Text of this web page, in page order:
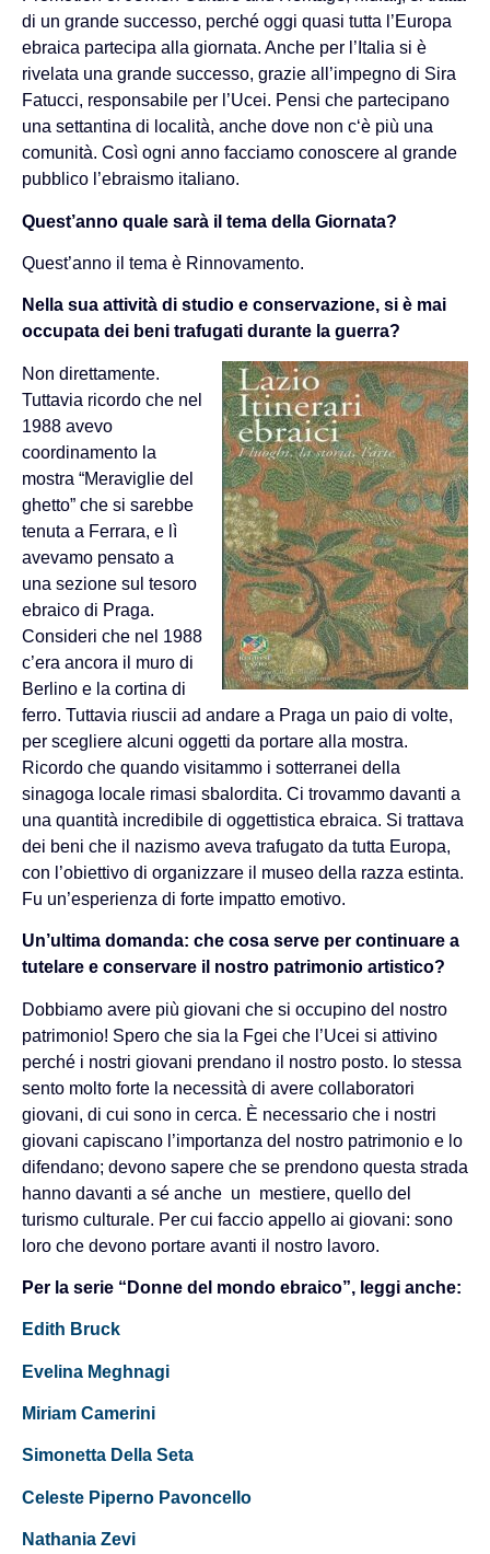
di un grande successo, perché oggi quasi tutta l’Europa
ebraica partecipa alla giornata. Anche per l’Italia si è
rivelata una grande successo, grazie all’impegno di Sira
Fatucci, responsabile per l’Ucei. Pensi che partecipano
una settantina di località, anche dove non c‘è più una
comunità. Così ogni anno facciamo conoscere al grande
pubblico l’ebraismo italiano.
Quest’anno quale sarà il tema della Giornata?
Quest’anno il tema è Rinnovamento.
Nella sua attività di studio e conservazione, si è mai
occupata dei beni trafugati durante la guerra?
Non direttamente.
Tuttavia ricordo che nel
1988 avevo
coordinamento la
mostra “Meraviglie del
ghetto” che si sarebbe
tenuta a Ferrara, e lì
avevamo pensato a
una sezione sul tesoro
ebraico di Praga.
Consideri che nel 1988
c’era ancora il muro di
Berlino e la cortina di
ferro. Tuttavia riuscii ad andare a Praga un paio di volte,
per scegliere alcuni oggetti da portare alla mostra.
Ricordo che quando visitammo i sotterranei della
sinagoga locale rimasi sbalordita. Ci trovammo davanti a
una quantità incredibile di oggettistica ebraica. Si trattava
dei beni che il nazismo aveva trafugato da tutta Europa,
con l’obiettivo di organizzare il museo della razza estinta.
Fu un’esperienza di forte impatto emotivo.
Un’ultima domanda: che cosa serve per continuare a
tutelare e conservare il nostro patrimonio artistico?
Dobbiamo avere più giovani che si occupino del nostro
patrimonio! Spero che sia la Fgei che l’Ucei si attivino
perché i nostri giovani prendano il nostro posto. Io stessa
sento molto forte la necessità di avere collaboratori
giovani, di cui sono in cerca. È necessario che i nostri
giovani capiscano l’importanza del nostro patrimonio e lo
difendano; devono sapere che se prendono questa strada
hanno davanti a sé anche un mestiere, quello del
turismo culturale. Per cui faccio appello ai giovani: sono
loro che devono portare avanti il nostro lavoro.
Per la serie “Donne del mondo ebraico”, leggi anche:
Edith Bruck
Evelina Meghnagi
Miriam Camerini
Simonetta Della Seta
Celeste Piperno Pavoncello
Nathania Zevi